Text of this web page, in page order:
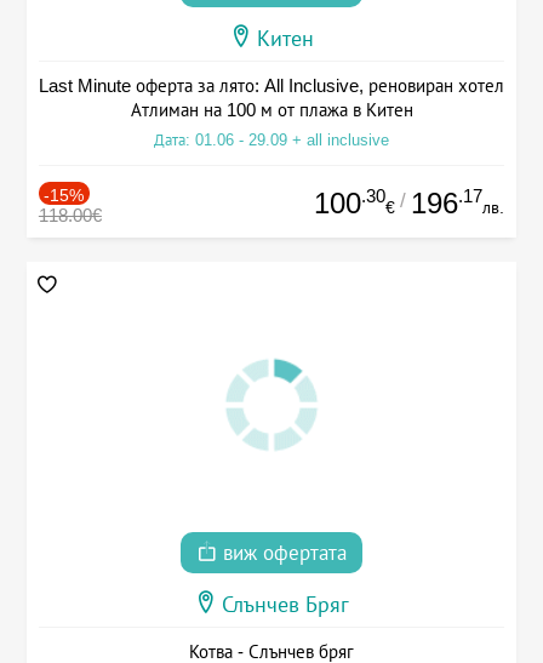
Китен
Last Minute оферта за лято: All Inclusive, реновиран хотел
Атлиман на 100 м от плажа в Китен
Дата: 01.06 - 29.09 + all inclusive
-15%
118.00€ 100.30
€ / 196.17
лв.
виж офертата
Слънчев Бряг
Котва - Слънчев бряг